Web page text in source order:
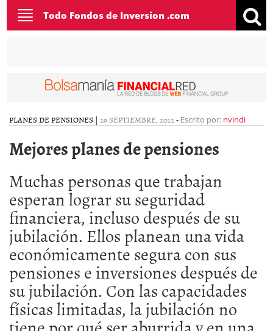
Toggle
navigation
Todo Fondos de Inversion .com
PLANES DE PENSIONES | 29 SEPTIEMBRE, 2012- Escrito por: nvindi
Mejores planes de pensiones
Muchas personas que trabajan
esperan lograr su seguridad
financiera, incluso después de su
jubilación. Ellos planean una vida
económicamente segura con sus
pensiones e inversiones después de
su jubilación. Con las capacidades
físicas limitadas, la jubilación no